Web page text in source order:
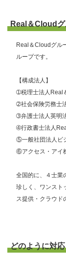
Real＆Cloud
Real＆Cloudグル
ループです。
【構成法人】
➀税理士法人Real
➁社会保険労務士
➂弁護士法人英明
➃行政書士法人
⑤一般社団法人ビ
⑥アクセス・アイ
全国的に、４士業
珍しく、ワンスト
ス提供・クラウド
どのように対